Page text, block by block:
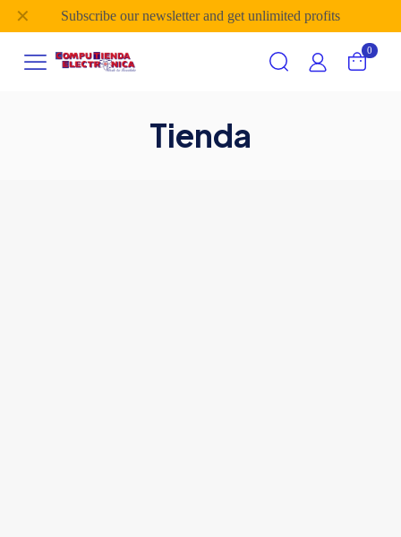
Subscribe our newsletter and get unlimited profits
✕
0
Tienda